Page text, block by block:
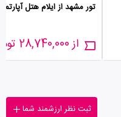
تور مشهد از ایلام هتل
از 28,740,000 تومان
ثبت نظر ارزشمند شما